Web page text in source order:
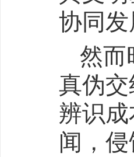
协同
然而
真伪
辨识
闻，